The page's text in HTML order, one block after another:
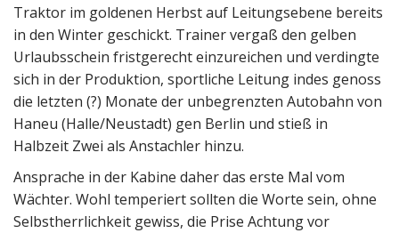
Traktor im goldenen Herbst auf Leitungsebene bereits
in den Winter geschickt. Trainer vergaß den gelben
Urlaubsschein fristgerecht einzureichen und verdingte
sich in der Produktion, sportliche Leitung indes genoss
die letzten (?) Monate der unbegrenzten Autobahn von
Haneu (Halle/Neustadt) gen Berlin und stieß in
Halbzeit Zwei als Anstachler hinzu.
Ansprache in der Kabine daher das erste Mal vom
Wächter. Wohl temperiert sollten die Worte sein, ohne
Selbstherrlichkeit gewiss, die Prise Achtung vor